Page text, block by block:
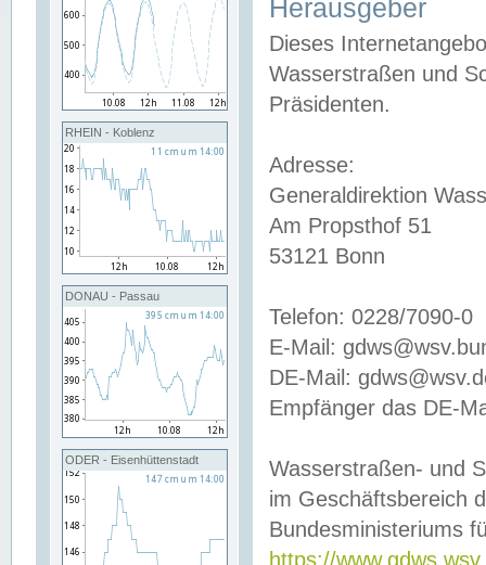
RHEIN - Koblenz
DONAU - Passau
ODER - Eisenhüttenstadt
Herausgeber
Dieses
Wasserstraßen und
Präsidenten.
Adresse:
Generaldirektion
Am Propsthof 51
53121 Bonn
Telefon: 0228/7090-0
E-Mail:
DE-Mail:
Empfänger das DE-
Wasserstraßen- und
im Geschäftsbereich
Bundesministeriums
https://